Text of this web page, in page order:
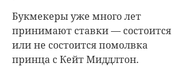
Букмекеры уже много лет
принимают ставки — состоится
или не состоится помолвка
принца с Кейт Миддлтон.